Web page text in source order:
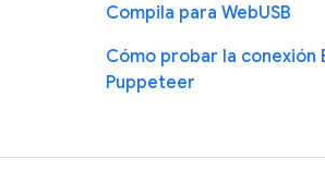
Compila para WebUSB
Cómo probar la
Puppeteer